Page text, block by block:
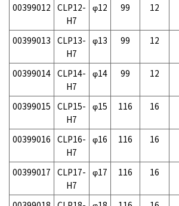
00399012 CLP12-
H7
φ12 99 12
00399013 CLP13-
H7
φ13 99 12
00399014 CLP14-
H7
φ14 99 12
00399015 CLP15-
H7
φ15 116 16
00399016 CLP16-
H7
φ16 116 16
00399017 CLP17-
H7
φ17 116 16